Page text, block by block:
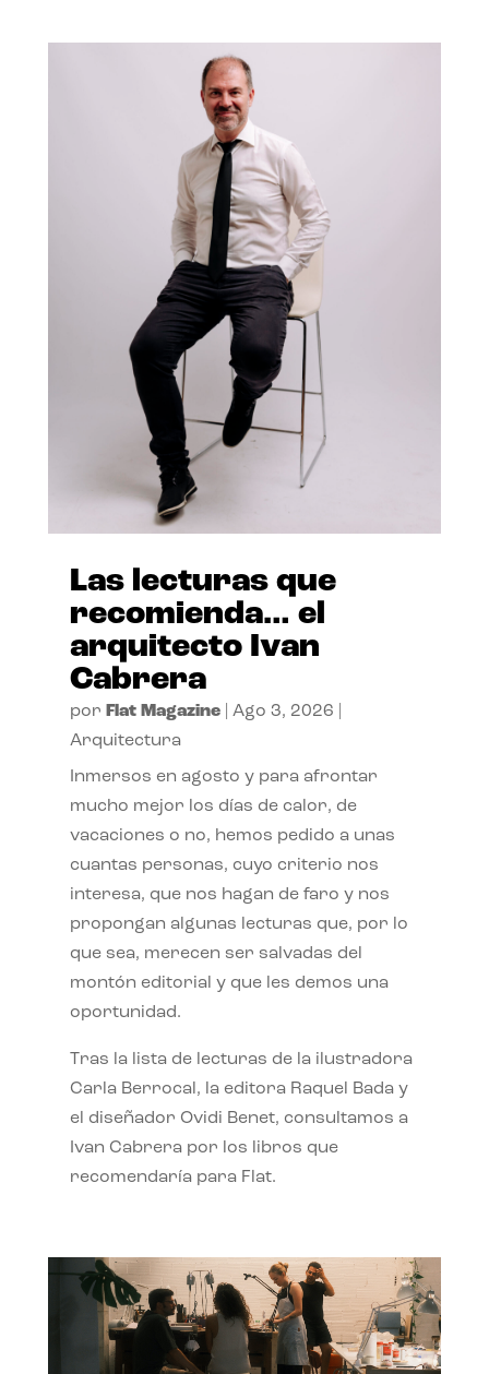
Las lecturas que
recomienda… el
arquitecto Ivan
Cabrera
por Flat Magazine| Ago 3, 2026
Arquitectura
Inmersos en agosto y para afrontar
mucho mejor los días de calor, de
vacaciones o no, hemos pedido a unas
cuantas personas, cuyo criterio nos
interesa, que nos hagan de faro y nos
propongan algunas lecturas que, por lo
que sea, merecen ser salvadas del
montón editorial y que les demos una
oportunidad.
Tras la lista de lecturas de la ilustradora
Carla Berrocal, la editora Raquel Bada y
el diseñador Ovidi Benet, consultamos a
Ivan Cabrera por los libros que
recomendaría para Flat.